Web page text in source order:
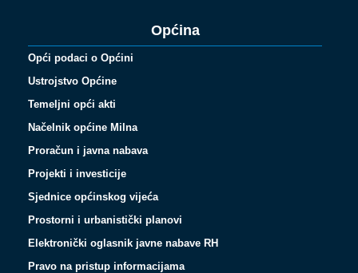
Općina
Opći podaci o Općini
Ustrojstvo Općine
Temeljni opći akti
Načelnik općine Milna
Proračun i javna nabava
Projekti i investicije
Sjednice općinskog vijeća
Prostorni i urbanistički planovi
Elektronički oglasnik javne nabave RH
Pravo na pristup informacijama